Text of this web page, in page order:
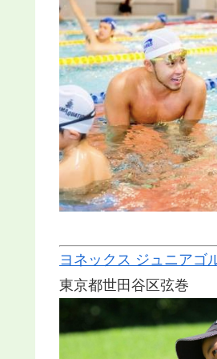
ヨネックス ジュニアゴ
東京都世田谷区弦巻